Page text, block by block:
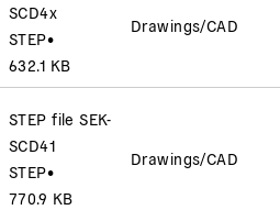
SCD4x
STEP•
632.1 KB
Drawings/CAD
STEP file SEK-
SCD41
STEP•
770.9 KB
Drawings/CAD